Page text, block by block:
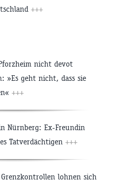
+++
nicht devot
»Es geht nicht, dass sie
+++
Nürnberg: Ex-Freundin
Tatverdächtigen +++
lohnen sich